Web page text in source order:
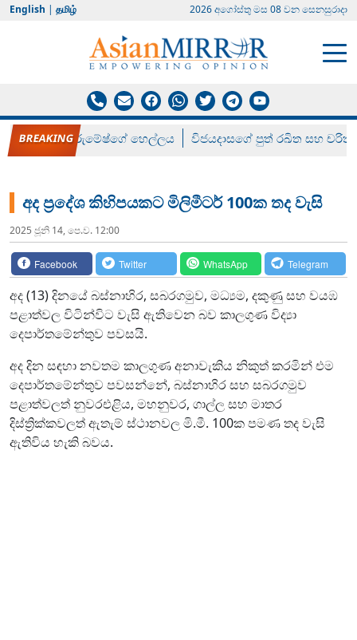
English | தமிழ் 2026 අගෝස්‍තු මස 08 වන සෙනසුරාදා
රන් ගෙනා රුමේෂ්ගේ හෙල්ලය විජයදාසගේ පුත් රඛිත සහ චරිත්
අද ප්‍රදේශ කිහිපයකට මිලිමීටර් 100ක තද වැසි
2025 ජූනි 14, පෙ.ව. 12:00
Facebook Twitter WhatsApp Telegram
අද (13) දිනයේ බස්නාහිර, සබරගමුව, මධ්‍යම, දකුණු සහ වයඹ
පළාත්වල විටින්විට වැසි ඇතිවෙන බව කාලගුණ විද්‍යා
දෙපාර්තමේන්තුව පවසයි.
අද දින සඳහා නවතම කාලගුණ අනාවැකිය නිකුත් කරමින් එම
දෙපාර්තමේන්තුව පවසන්නේ, බස්නාහිර සහ සබරගමුව
පළාත්වලත් නුවරඑළිය, මහනුවර, ගාල්ල සහ මාතර
දිස්ත්‍රික්කවලත් ඇතැම් ස්ථානවල මි.මී. 100ක පමණ තද වැසි
ඇතිවිය හැකි බවය.